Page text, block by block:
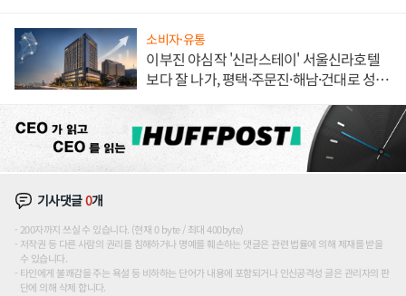
소비자·유통
이부진 야심작 '신라스테이' 서울신라호텔
보다 잘 나가, 평택·주문진·해남·건대로 성
기사댓글0개
200자까지 쓰실 수 있습니다. (현재 0 byte / 최대 400byte)
저작권 등 다른 사람의 권리를 침해하거나 명예를 훼손하는 댓글은 관련 법률에 의해 제재를 받을
수 있습니다.
타인에게 불쾌감을 주는 욕설 등 비하하는 단어가 내용에 포함되거나 인신공격성 글은 관리자의 판
단에 의해 삭제 합니다.